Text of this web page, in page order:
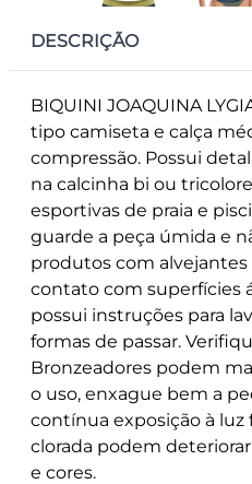
DESCRIÇÃO
BIQUINI JOAQUINA
tipo camiseta e calça
compressão. Possui
na calcinha bi ou
esportivas de praia e
guarde a peça úmida e
produtos com alvejantes
contato com superfícies
possui instruções para
formas de passar.
Bronzeadores podem
o uso, enxague bem a
contínua exposição à luz
clorada podem
e cores.